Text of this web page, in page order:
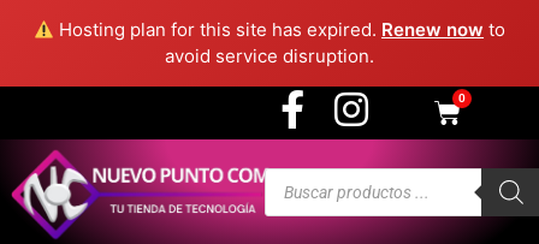
Hosting plan for this site has expired. Renew now to
avoid service disruption.
- Medellín
0